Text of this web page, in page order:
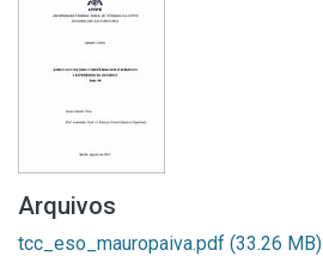
Arquivos
tcc_eso_mauropaiva.pdf (33.26 MB)